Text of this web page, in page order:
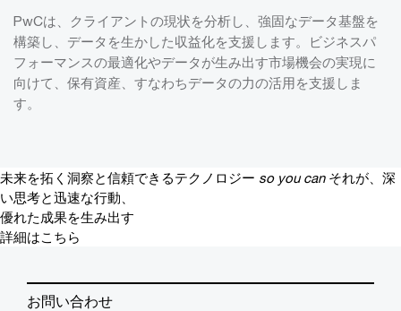
PwCは、クライアントの現状を分析し、強固なデータ基盤を
構築し、データを生かした収益化を支援します。ビジネスパ
フォーマンスの最適化やデータが生み出す市場機会の実現に
向けて、保有資産、すなわちデータの力の活用を支援しま
す。
未来を拓く洞察と信頼できるテクノロジー so you can それが、深
い思考と迅速な行動、
優れた成果を生み出す
詳細はこちら
お問い合わせ